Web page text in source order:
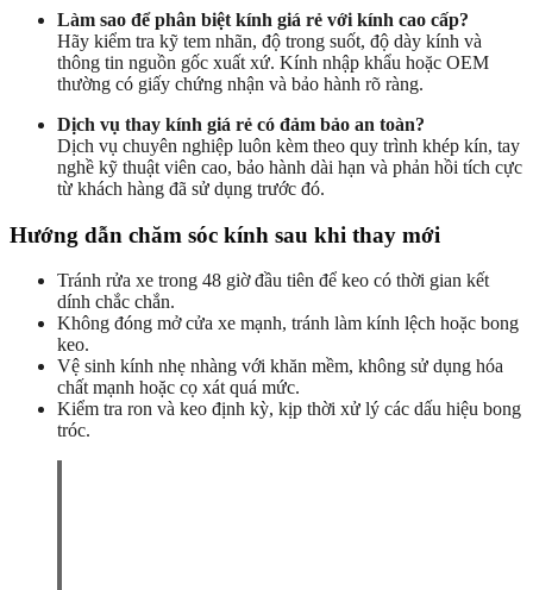
Làm sao để phân biệt kính giá rẻ với kính cao cấp?
Hãy kiểm tra kỹ tem nhãn, độ trong suốt, độ dày kính và
thông tin nguồn gốc xuất xứ. Kính nhập khẩu hoặc OEM
thường có giấy chứng nhận và bảo hành rõ ràng.
Dịch vụ thay kính giá rẻ có đảm bảo an toàn?
Dịch vụ chuyên nghiệp luôn kèm theo quy trình khép kín, tay
nghề kỹ thuật viên cao, bảo hành dài hạn và phản hồi tích cực
từ khách hàng đã sử dụng trước đó.
Hướng dẫn chăm sóc kính sau khi thay mới
Tránh rửa xe trong 48 giờ đầu tiên để keo có thời gian kết
dính chắc chắn.
Không đóng mở cửa xe mạnh, tránh làm kính lệch hoặc bong
keo.
Vệ sinh kính nhẹ nhàng với khăn mềm, không sử dụng hóa
chất mạnh hoặc cọ xát quá mức.
Kiểm tra ron và keo định kỳ, kịp thời xử lý các dấu hiệu bong
tróc.